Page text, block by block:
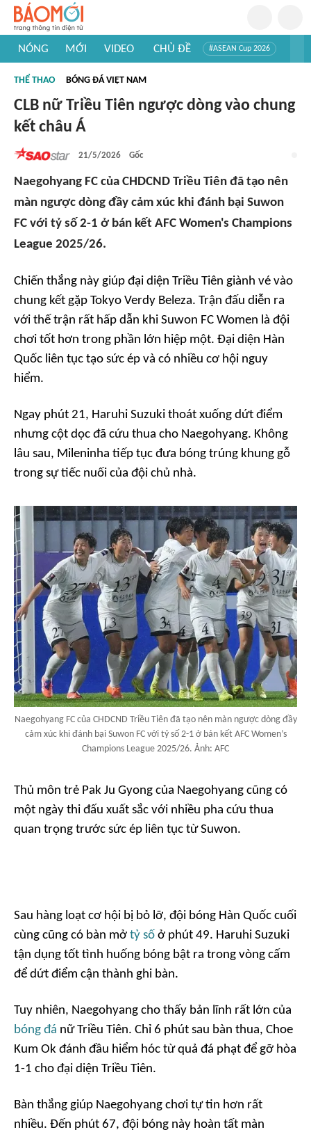
NÓNG MỚI VIDEO CHỦ ĐỀ #ASEAN Cup 2026
#Khám phá thế giới
THỂ THAO BÓNG ĐÁ VIỆT NAM
CLB nữ Triều Tiên ngược dòng vào chung
kết châu Á
21/5/2026 Gốc
Naegohyang FC của CHDCND Triều Tiên đã tạo nên
màn ngược dòng đầy cảm xúc khi đánh bại Suwon
FC với tỷ số 2-1 ở bán kết AFC Women's Champions
League 2025/26.
Chiến thắng này giúp đại diện Triều Tiên giành vé vào
chung kết gặp Tokyo Verdy Beleza. Trận đấu diễn ra
với thế trận rất hấp dẫn khi Suwon FC Women là đội
chơi tốt hơn trong phần lớn hiệp một. Đại diện Hàn
Quốc liên tục tạo sức ép và có nhiều cơ hội nguy
hiểm.
Ngay phút 21, Haruhi Suzuki thoát xuống dứt điểm
nhưng cột dọc đã cứu thua cho Naegohyang. Không
lâu sau, Mileninha tiếp tục đưa bóng trúng khung gỗ
trong sự tiếc nuối của đội chủ nhà.
Naegohyang FC của CHDCND Triều Tiên đã tạo nên màn ngược dòng đầy
cảm xúc khi đánh bại Suwon FC với tỷ số 2-1 ở bán kết AFC Women’s
Champions League 2025/26. Ảnh: AFC
Thủ môn trẻ Pak Ju Gyong của Naegohyang cũng có
một ngày thi đấu xuất sắc với nhiều pha cứu thua
quan trọng trước sức ép liên tục từ Suwon.
Sau hàng loạt cơ hội bị bỏ lỡ, đội bóng Hàn Quốc cuối
cùng cũng có bàn mở tỷ số ở phút 49. Haruhi Suzuki
tận dụng tốt tình huống bóng bật ra trong vòng cấm
để dứt điểm cận thành ghi bàn.
Tuy nhiên, Naegohyang cho thấy bản lĩnh rất lớn của
bóng đá nữ Triều Tiên. Chỉ 6 phút sau bàn thua, Choe
Kum Ok đánh đầu hiểm hóc từ quả đá phạt để gỡ hòa
1-1 cho đại diện Triều Tiên.
Bàn thắng giúp Naegohyang chơi tự tin hơn rất
nhiều. Đến phút 67, đội bóng này hoàn tất màn